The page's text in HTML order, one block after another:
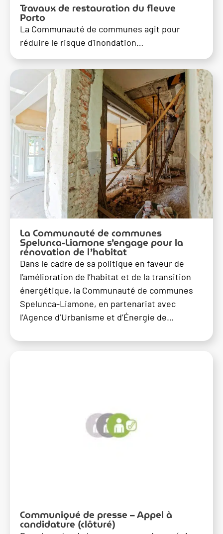
Travaux de restauration du fleuve
Porto
La Communauté de communes agit pour
réduire le risque d'inondation…
La Communauté de communes
Spelunca-Liamone s’engage pour la
rénovation de l’habitat
Dans le cadre de sa politique en faveur de
l’amélioration de l’habitat et de la transition
énergétique, la Communauté de communes
Spelunca-Liamone, en partenariat avec
l’Agence d’Urbanisme et d’Énergie de…
Communiqué de presse – Appel à
candidature (clôturé)